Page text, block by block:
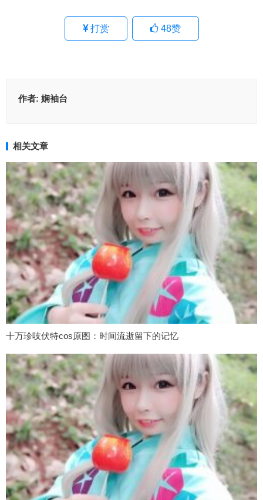
打赏 48赞
作者: 娴袖台
相关文章
十万珍吱伏特cos原图：时间流逝留下的记忆